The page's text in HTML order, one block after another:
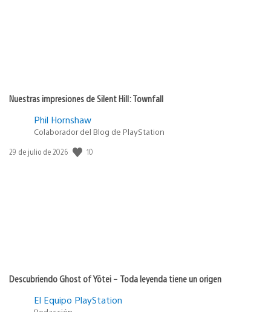
Nuestras impresiones de Silent Hill: Townfall
Phil Hornshaw
Colaborador del Blog de PlayStation
Fecha
29 de julio de 2026 10
Descubriendo Ghost of Yōtei – Toda leyenda tiene un origen
El Equipo PlayStation